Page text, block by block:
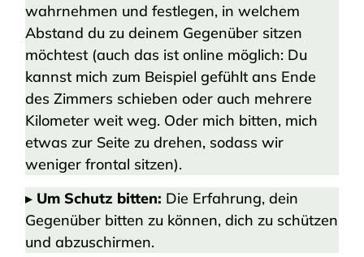
wahrnehmen und festlegen, in welchem
Abstand du zu deinem Gegenüber sitzen
möchtest (auch das ist online möglich: Du
kannst mich zum Beispiel gefühlt ans Ende
des Zimmers schieben oder auch mehrere
Kilometer weit weg. Oder mich bitten, mich
etwas zur Seite zu drehen, sodass wir
weniger frontal sitzen).
▸ Um Schutz bitten: Die Erfahrung, dein
Gegenüber bitten zu können, dich zu schützen
und abzuschirmen.